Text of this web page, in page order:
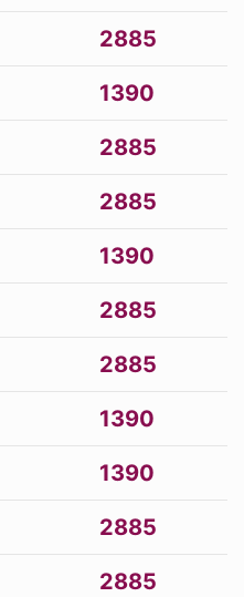
2885
1390
2885
2885
1390
2885
2885
1390
1390
2885
2885